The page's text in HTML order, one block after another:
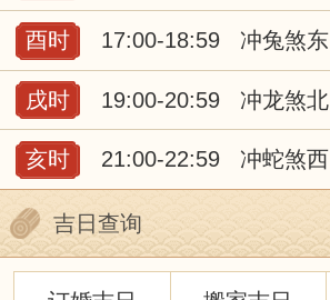
酉时 17:00-18:59 冲兔煞东
戌时 19:00-20:59 冲龙煞北
亥时 21:00-22:59 冲蛇煞西
吉日查询